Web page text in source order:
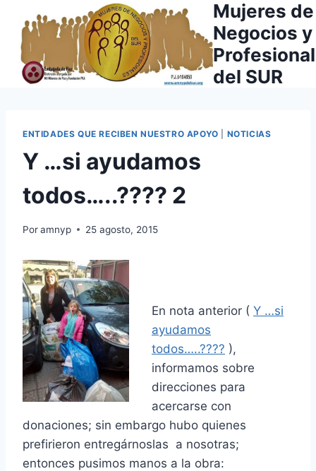
contenido
Mujeres de
Negocios y
del SUR
ENTIDADES QUE RECIBEN NUESTRO APOYO NOTICIAS
Y …si ayudamos
todos…..???? 2
Poramnyp 25 agosto, 2015
En nota anterior ( Y …si
ayudamos
todos…..???? ),
informamos sobre
direcciones para
acercarse con
donaciones; sin embargo hubo quienes
prefirieron entregárnoslas a nosotras;
entonces pusimos manos a la obra: